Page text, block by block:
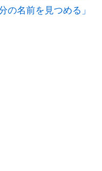
の名前を見つめる」